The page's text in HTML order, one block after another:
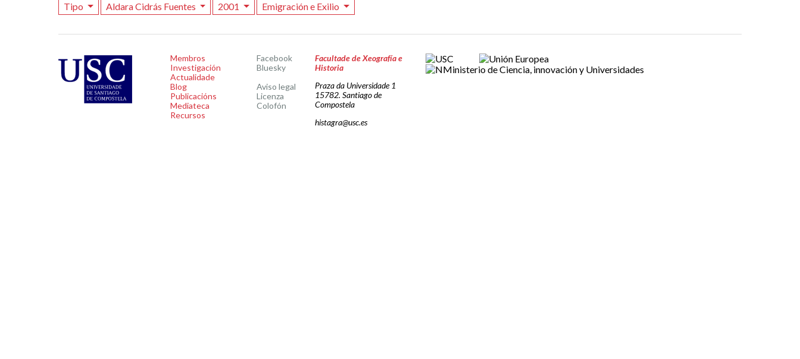
Tipo Aldara Cidrás Fuentes 2001 Emigración e Exilio
Membros
Investigación
Actualidade
Blog
Publicacións
Mediateca
Recursos
Facebook
Bluesky
Aviso legal
Licenza
Colofón
Facultade de Xeografía e
Historia
Praza da Universidade 1
15782. Santiago de
Compostela
histagra@usc.es